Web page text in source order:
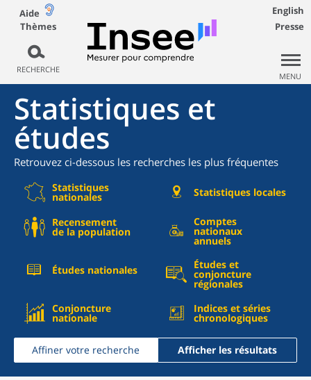
Aide
Thèmes
RECHERCHE
English
Presse
MENU
Statistiques et
études
Retrouvez ci-dessous les recherches les plus fréquentes
Statistiques
nationales Statistiques locales
Recensement
de la population
Comptes
nationaux
annuels
Études nationales Études et
conjoncture
régionales
Conjoncture
nationale
Indices et séries
chronologiques
Affiner votre recherche Afficher les résultats